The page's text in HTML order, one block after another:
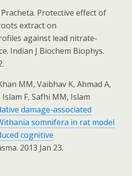
Protective effect of
extract on
against lead nitrate-
Indian J Biochem Biophys.
MM, Vaibhav K, Ahmad A,
F, Safhi MM, Islam
damage-associated
somnifera in rat model
cognitive
2013 Jan 23.